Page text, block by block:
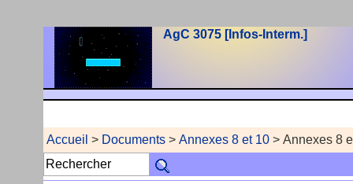
AgC 3075 [Infos-Interm.]
Accueil > Documents> Annexes 8 et 10> Annexes 8